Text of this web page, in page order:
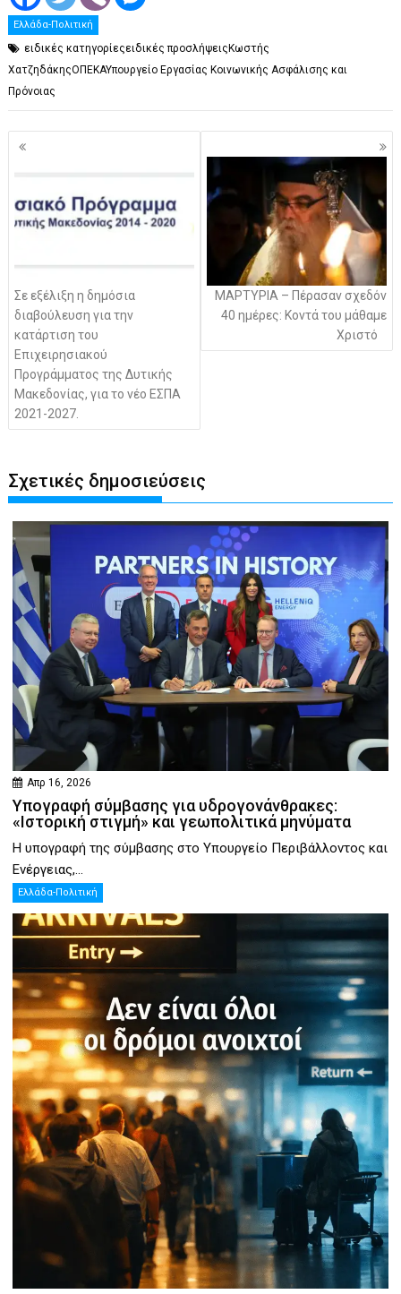
Ελλάδα-Πολιτική
ειδικές κατηγορίεςειδικές προσλήψειςΚωστής
ΧατζηδάκηςΟΠΕΚΑΥπουργείο Εργασίας Κοινωνικής Ασφάλισης και
Πρόνοιας
Πλοήγηση
Σε εξέλιξη η δημόσια
διαβούλευση για την
κατάρτιση του
Επιχειρησιακού
Προγράμματος της Δυτικής
Μακεδονίας, για το νέο ΕΣΠΑ
2021-2027.
ΜΑΡΤΥΡΙΑ – Πέρασαν σχεδόν
40 ημέρες: Κοντά του μάθαμε
Χριστό
Σχετικές δημοσιεύσεις
Απρ 16, 2026
Υπογραφή σύμβασης για υδρογονάνθρακες:
«Ιστορική στιγμή» και γεωπολιτικά μηνύματα
Η υπογραφή της σύμβασης στο Υπουργείο Περιβάλλοντος και
Ενέργειας,...
Ελλάδα-Πολιτική